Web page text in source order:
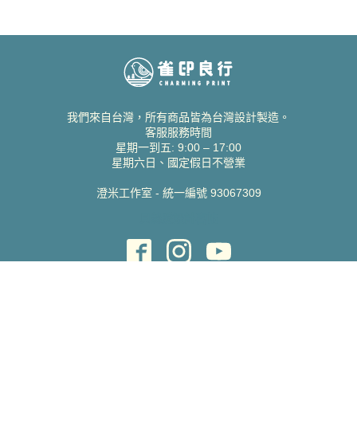
我們來自台灣，所有商品皆為台灣設計製造。
客服服務時間
星期一到五: 9:00 – 17:00
星期六日、國定假日不營業
澄米工作室 - 統一編號 93067309